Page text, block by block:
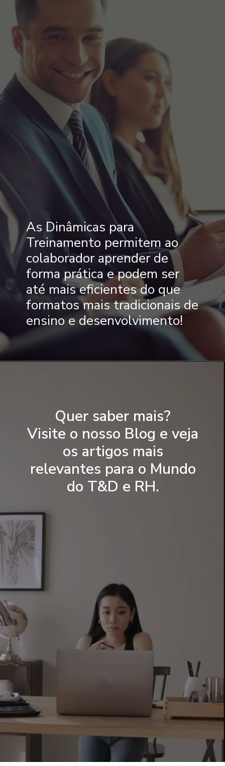
As Dinâmicas para
Treinamento permitem ao
colaborador aprender de
forma prática e podem ser
até mais eficientes do que
formatos mais tradicionais de
ensino e desenvolvimento!
Quer saber mais?
Visite o nosso Blog e veja
os artigos mais
relevantes para o Mundo
do T&D e RH.